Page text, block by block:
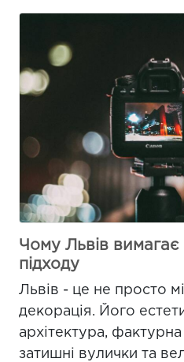
Чому Львів
підходу
Львів - це не просто
декорація. Його
архітектура, фактурна
затишні вулички та